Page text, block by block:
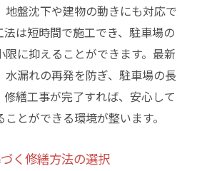
盤沈下や建物の動きにも対応で
は短時間で施工でき、駐車場の
に抑えることができます。最新
漏れの再発を防ぎ、駐車場の長
繕工事が完了すれば、安心して
とができる環境が整います。
く修繕方法の選択